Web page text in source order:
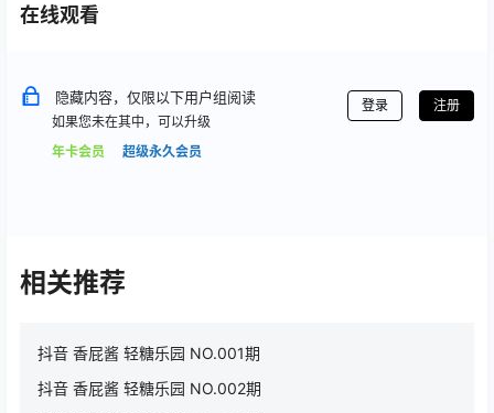
在线观看
隐藏内容，仅限以下用户组阅读
如果您未在其中，可以升级
年卡会员
超级永久会员
登录 注册
相关推荐
抖音 香屁酱 轻糖乐园 NO.001期
抖音 香屁酱 轻糖乐园 NO.002期